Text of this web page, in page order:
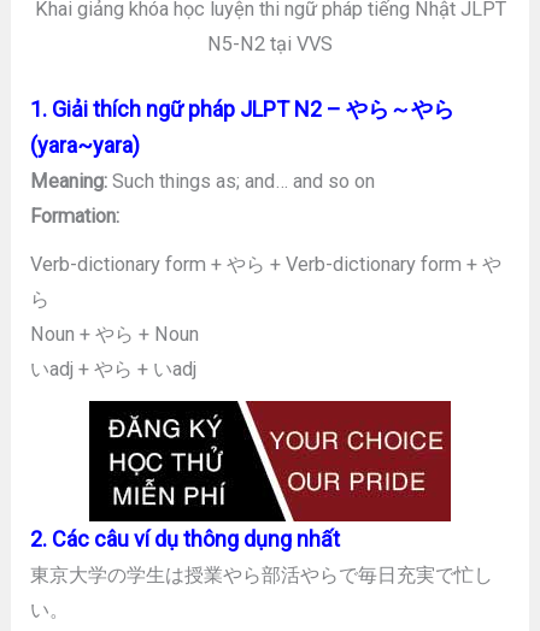
Khai giảng khóa học luyện thi ngữ pháp tiếng Nhật JLPT
N5-N2 tại VVS
1. Giải thích ngữ pháp JLPT N2 – やら～やら
(yara~yara)
Meaning: Such things as; and… and so on
Formation:
Verb-dictionary form + やら + Verb-dictionary form + や
ら
Noun + やら + Noun
いadj + やら + いadj
2. Các câu ví dụ thông dụng nhất
東京大学の学生は授業やら部活やらで毎日充実で忙し
い。